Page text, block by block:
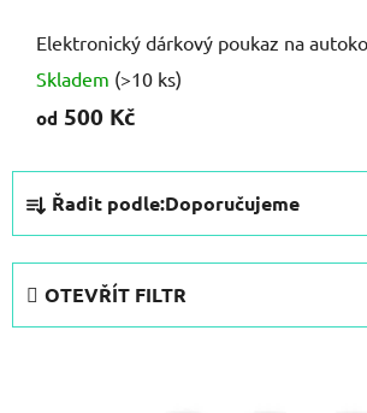
Elektronický dárkový poukaz na
Skladem (>10 ks)
od 500 Kč
Ř
z
Řadit podle:Doporučujeme
OTEVŘÍT FILTR